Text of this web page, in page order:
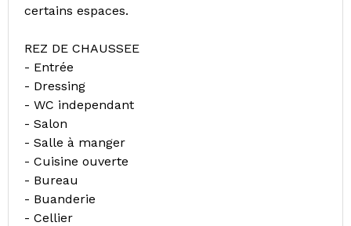
certains espaces.
REZ DE CHAUSSEE
- Entrée
- Dressing
- WC independant
- Salon
- Salle à manger
- Cuisine ouverte
- Bureau
- Buanderie
- Cellier